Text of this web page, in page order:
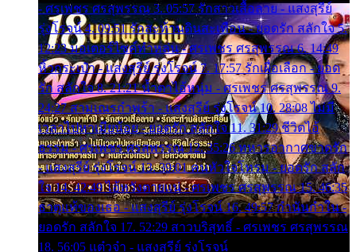
- ศรเพชร ศรสุพรรณ 3. 05:57 รักสาวเสื้อลาย - แสงสุรีย์
รุ่งโรจน์ 4. 09:51 รักสะท้านดินสะเทือน - ยอดรัก สลักใจ 5.
12:23 มอเตอร์ไซค์ทำหล่น - ศรเพชร ศรสุพรรณ 6. 14:49
หิ้วกระเป๋า - แสงสุรีย์ รุ่งโรจน์ 7. 17:57 รักเผื่อเลือก - ยอด
รัก สลักใจ 8. 21:21 น้ำตาไอ้หนุ่ม - ศรเพชร ศรสุพรรณ 9.
24:27 สามเณรกำพร้า - แสงสุรีย์ รุ่งโรจน์ 10. 28:08 ไม่มี
เวลาไปหาเมียน้อย - ยอดรัก สลักใจ 11. 31:29 ชีวิตไอ้
ธรรม - ศรเพชร ศรสุพรรณ 12. 35:26 ทหารอากาศขาดรัก
- แสงสุรีย์ รุ่งโรจน์ 13. 39:01 คนหัวใจโทรม - ยอดรัก สลัก
ใจ 14. 42:49 ไอ้หวังตายแน่ - ศรเพชร ศรสุพรรณ 15. 46:35
ธาตุแท้ของเธอ - แสงสุรีย์ รุ่งโรจน์ 16. 49:57 กำนันกำใน -
ยอดรัก สลักใจ 17. 52:29 สาวบริสุทธิ์ - ศรเพชร ศรสุพรรณ
18. 56:05 แต๋วจ๋า - แสงสุรีย์ รุ่งโรจน์